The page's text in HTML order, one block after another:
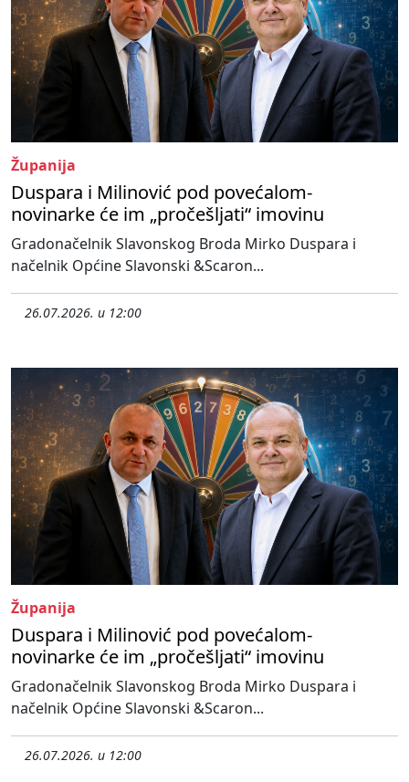
Županija
Duspara i Milinović pod povećalom-
novinarke će im „pročešljati“ imovinu
Gradonačelnik Slavonskog Broda Mirko Duspara i
načelnik Općine Slavonski &Scaron...
26.07.2026. u 12:00
Županija
Duspara i Milinović pod povećalom-
novinarke će im „pročešljati“ imovinu
Gradonačelnik Slavonskog Broda Mirko Duspara i
načelnik Općine Slavonski &Scaron...
26.07.2026. u 12:00